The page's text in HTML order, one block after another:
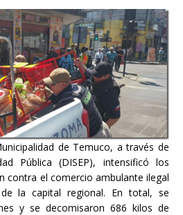
de Temuco, a través de
Pública (DISEP), intensificó los
contra el comercio ambulante ilegal
la capital regional. En total, se
y se decomisaron 686 kilos de